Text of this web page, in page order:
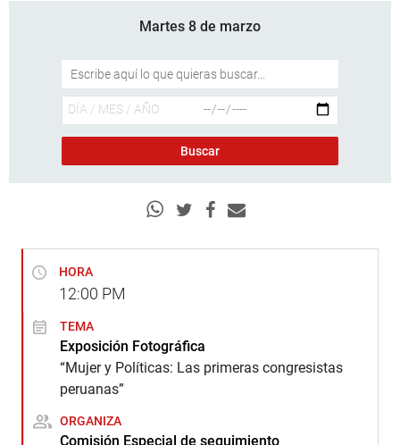
Martes 8 de marzo
HORA
12:00 PM
TEMA
Exposición Fotográfica
“Mujer y Políticas: Las primeras congresistas
peruanas”
ORGANIZA
Comisión Especial de seguimiento